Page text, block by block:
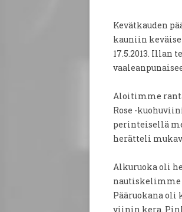
Kevätkauden
kauniin
17.5.2013. Illan
Aloitimme
Rose -
perinteisellä
herätteli
Alkuruoka oli
nautiskelimme
Pääruokana oli
viinin kera.